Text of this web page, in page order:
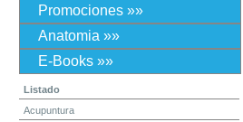
Promociones »»
Anatomia »»
E-Books »»
Listado
Acupuntura